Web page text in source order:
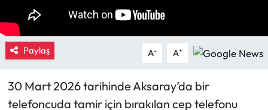
Paylaş A- A+
30 Mart 2026 tarihinde Aksaray’da bir
telefoncuda tamir için bırakılan cep telefonu
Kimdir?
Kültür Sanat